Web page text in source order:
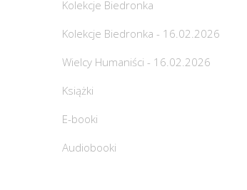
Kolekcje Biedronka
Kolekcje Biedronka - 16.02.2026
Wielcy Humaniści - 16.02.2026
Książki
E-booki
Audiobooki